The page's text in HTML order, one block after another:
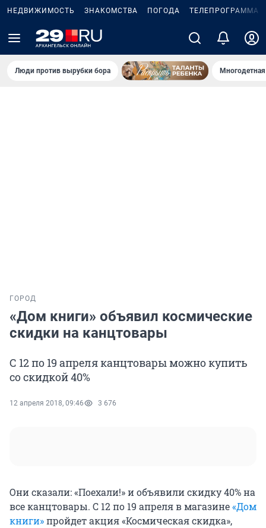
НЕДВИЖИМОСТЬ ЗНАКОМСТВА ПОГОДА ТЕЛЕПРОГРАММА
Люди против вырубки бора
ГОРОД
«Дом книги» объявил космические
скидки на канцтовары
С 12 по 19 апреля канцтовары можно купить
со скидкой 40%
12 апреля 2018, 09:46 3 676
Они сказали: «Поехали!» и объявили скидку 40% на
все канцтовары. С 12 по 19 апреля в магазине«Дом
книги»пройдет акция «Космическая скидка»,